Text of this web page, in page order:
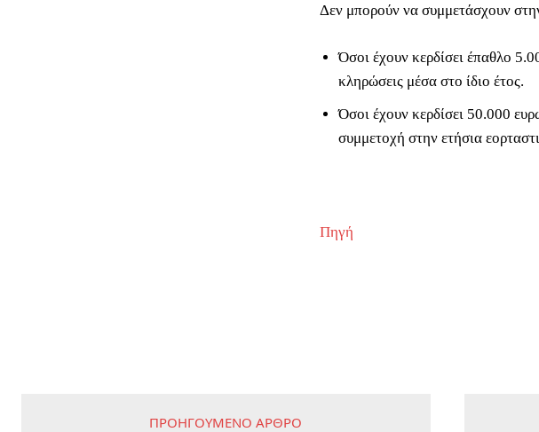
Δεν μπορούν να συμμετάσχουν
Όσοι έχουν κερδίσει έπαθλο
κληρώσεις μέσα στο ίδιο έτος.
Όσοι έχουν κερδίσει 50.000
συμμετοχή στην ετήσια
Πηγή
ΠΡΟΗΓΟΎΜΕΝΟ ΆΡΘΡΟ